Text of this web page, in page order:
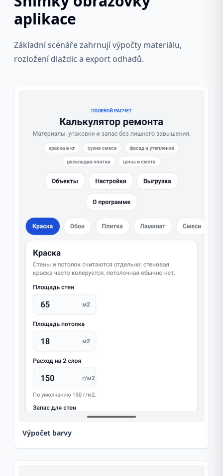
aplikace
Základní scénáře zahrnují výpočty materiálu,
rozložení dlaždic a export odhadů.
Výpočet barvy